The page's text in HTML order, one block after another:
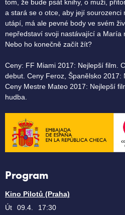
tom, že bude psát knihy, o muži,
a stará se o otce, aby její sourozenci
utápí, má ale pevné body ve svém
nepředstaví svoji nastávající a María
Nebo ho konečně začít žít?
Ceny: FF Miami 2017: Nejlepší film.
debut. Ceny Feroz, Španělsko 2017:
Ceny Mestre Mateo 2017: Nejlepší
hudba.
Program
Kino Pilotů (Praha)
Út
09.4. 17:30